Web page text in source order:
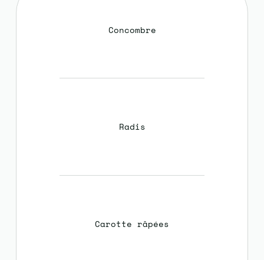
Concombre
Radis
Carotte râpées